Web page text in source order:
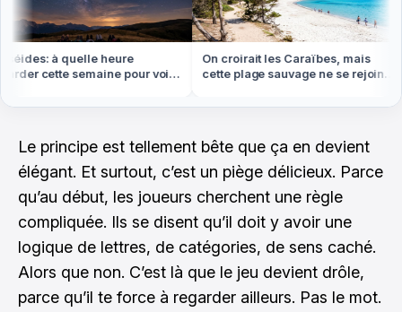
à quelle heure
cette semaine pour voir
On croirait les Caraïbes, mais
cette plage sauvage ne se rejoint
Le principe est tellement bête que ça en devient
élégant. Et surtout, c’est un piège délicieux. Parce
qu’au début, les joueurs cherchent une règle
compliquée. Ils se disent qu’il doit y avoir une
logique de lettres, de catégories, de sens caché.
Alors que non. C’est là que le jeu devient drôle,
parce qu’il te force à regarder ailleurs. Pas le mot.